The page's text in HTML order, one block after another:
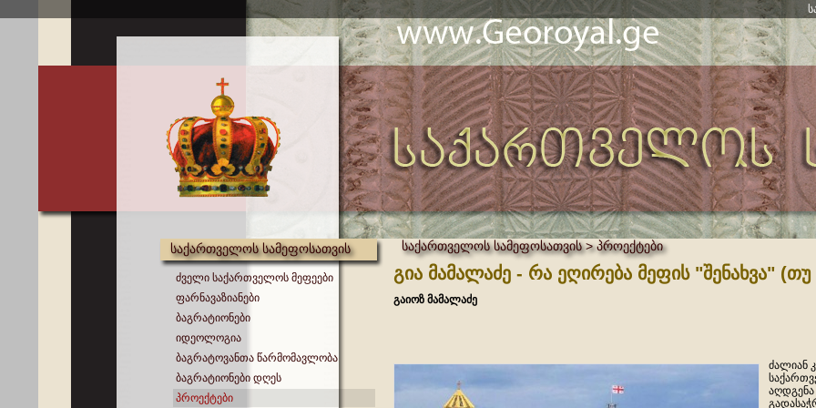
საქართველოს სამეფოსათვის
ძველი საქართველოს მეფეები
ფარნავაზიანები
ბაგრატიონები
იდეოლოგია
ბაგრატოვანთა წარმომავლობა
ბაგრატიონები დღეს
პროექტები
საქართველოს სამეფოსათვის > პროექტები
გია მამალაძე - რა ეღირება მეფის "შენახვა"
გაიოზ მამალაძე
ძალიან